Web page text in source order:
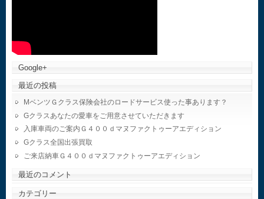
Google+
最近の投稿
MベンツＧクラス保険会社のロードサービス使った事あります？
Gクラスあなたの愛車をご用意させていただきます
入庫車両のご案内Ｇ４００ｄマヌファクトゥーアエディション
Gクラス全国出張買取
ご来店納車Ｇ４００ｄマヌファクトゥーアエディション
最近のコメント
カテゴリー